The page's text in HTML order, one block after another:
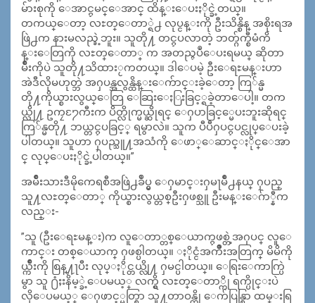
မ်ားစုကို ေအာင္ႁမင္ေအာင္ ထိန္းေပးႏိုင္ခဲ့တယ္။
တကယ္ေတာ့ လႊတ္ေတာ္ရဲ႕ လုပ္ငန္းကို ဦးသိန္စိန္ အစိုးရအ
ဖြဲ႕က နားမလည္ခဲ့ဘူး။ သူတို႔ တင္ႁပလာတဲ့ ဘတ္ဂ်က္စီမံကိ
န္းေတြကို လႊတ္ေတာ္ က အတည္ႁပဳေပးရမယ္ ဆိုတာ
မ်ိဳးကိုပဲ သူတို႔သိထားႂကတယ္။ ဒါေပမဲ့ ဦးေရႊမန္းဟာ
အဲဒီလိုမဟုတ္ဘဲ အႁပန္အလွန္ထိန္းေက်ာင္းခဲ့ေတာ့ ကြ်န္မ
တို႔ကိုယ္စားလွယ္ေတြ ေဆြးေႏြးခြင့္ရခဲ့တာေပါ့။ တက
ယ္လို႔ ဥကၠ႒ႄကီးက ပိတ္လိုက္မယ္ဆိုရင္ ေႁပာခြင့္မေပးဘူးဆိုရင္
ကြ်န္မတို႔ ဘယ္တင္ႁပခြင့္ ရမွာလဲ။ သူက ပီပီႁပင္ႁပင္လုပ္ေပးခဲ့
ပါတယ္။ သူဟာ ႁပည္သူ႔အသံကို ေဖာ္ေဆာင္ႏိုင္ေအာ
င္ လုပ္ေပးႏိုင္ခဲ့ပါတယ္။”
အမ်ိဳးသားဒီမိုကေရစီအဖြဲ႕ခ်ဳပ္မွ ေႁမာင္းႁမႃမိဳ႕နယ္ ႁပည္
သူ႔လႊတ္ေတာ္ ကိုယ္စားလွယ္တစ္ဦးႁဖစ္သူ ဦးမန္းေဂ်ာ္နီက
လည္း-
”သူ (ဦးေရႊမန္း)က လူေတာ္တစ္ေယာက္ႁဖစ္တဲ့အႁပင္ လူေ
ကာင္း တစ္ေယာက္ ႁဖစ္ပါတယ္။ ႏိုင္ငံအက်ိဳးအတြက္ မိမိကို
ယ္က်ိဳးကို စြန္႔ႃပီး လုပ္ႏိုင္တယ္လို႔ ႁမင္ပါတယ္။ ေရြးေကာက္ပြဲ
မွာ သူ ႐ံႈးနိမ့္ခဲ့ေပမယ့္ လက္ရွိ လႊတ္ေတာ္ကို ရက္ပိုင္းပဲ
လိုေပမယ့္ ေႁဖာင့္မတ္စြာ သူ႔တာဝန္ကို ေက်ပြန္စြာ ထမ္းရြ